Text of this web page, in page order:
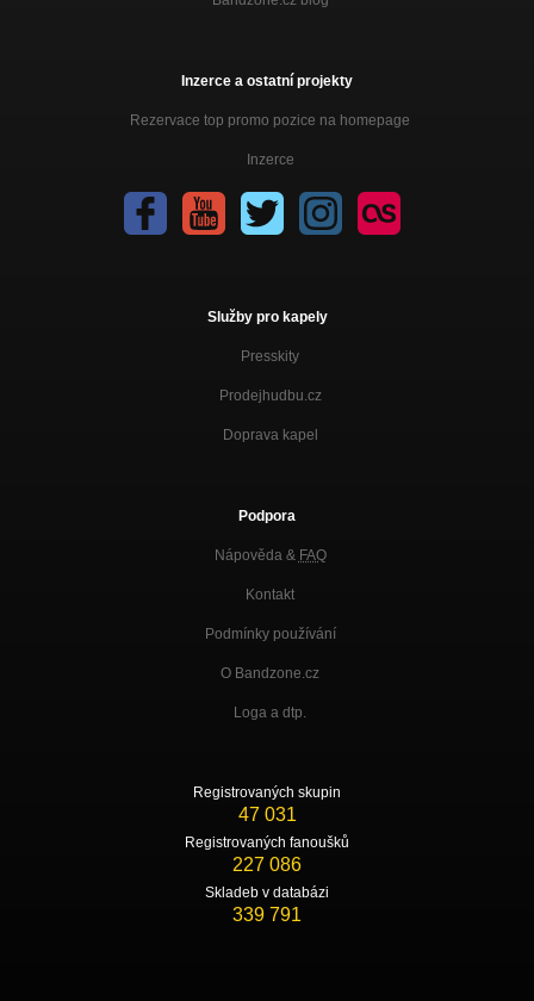
Inzerce a ostatní projekty
Rezervace top promo pozice na homepage
Inzerce
Služby pro kapely
Presskity
Prodejhudbu.cz
Doprava kapel
Podpora
Nápověda & FAQ
Kontakt
Podmínky používání
O Bandzone.cz
Loga a dtp.
Registrovaných skupin
47 031
Registrovaných fanoušků
227 086
Skladeb v databázi
339 791